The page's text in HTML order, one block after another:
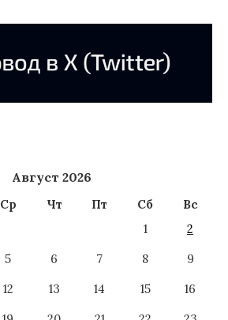
Август 2026
Ср Чт Пт Сб
Вс
1
2
5 6 7 8
9
12 13 14 15
16